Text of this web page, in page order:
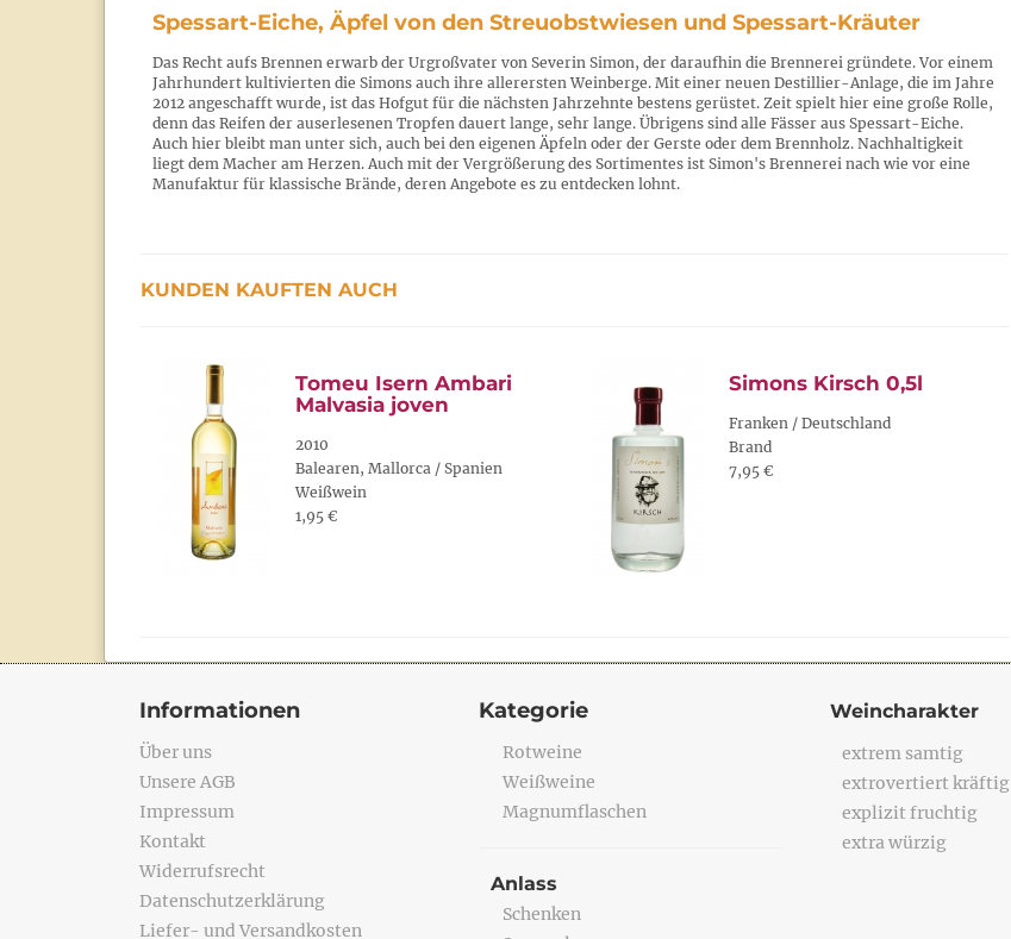
Spessart-Eiche, Äpfel von den Streuobstwiesen und Spessart-Kräuter
Das Recht aufs Brennen erwarb der Urgroßvater von Severin Simon, der daraufhin die Brennerei gründete. Vor einem
Jahrhundert kultivierten die Simons auch ihre allerersten Weinberge. Mit einer neuen Destillier-Anlage, die im Jahre
2012 angeschafft wurde, ist das Hofgut für die nächsten Jahrzehnte bestens gerüstet. Zeit spielt hier eine große Rolle,
denn das Reifen der auserlesenen Tropfen dauert lange, sehr lange. Übrigens sind alle Fässer aus Spessart-Eiche.
Auch hier bleibt man unter sich, auch bei den eigenen Äpfeln oder der Gerste oder dem Brennholz. Nachhaltigkeit
liegt dem Macher am Herzen. Auch mit der Vergrößerung des Sortimentes ist Simon's Brennerei nach wie vor eine
Manufaktur für klassische Brände, deren Angebote es zu entdecken lohnt.
KUNDEN KAUFTEN AUCH
Tomeu Isern Ambari
Malvasia joven
2010
Balearen, Mallorca / Spanien
Weißwein
1,95 €
Simons Kirsch 0,5l
Franken / Deutschland
Brand
7,95 €
Informationen
Über uns
Unsere AGB
Impressum
Kontakt
Widerrufsrecht
Datenschutzerklärung
Liefer- und Versandkosten
Kategorie
Rotweine
Weißweine
Magnumflaschen
Anlass
Schenken
Weincharakter
extrem samtig
extrovertiert kräftig
explizit fruchtig
extra würzig